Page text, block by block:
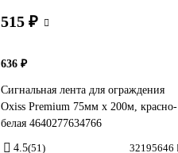
515 ₽
636 ₽
Сигнальная лента для ограждения
Oxiss Premium 75мм х 200м, красно-
белая 4640277634766
4.5(51) 32195646